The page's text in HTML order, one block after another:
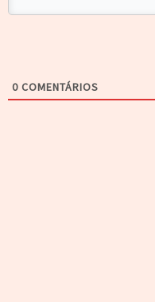
0 COMENTÁRIOS